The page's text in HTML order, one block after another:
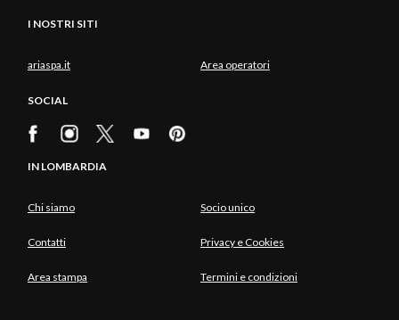
I NOSTRI SITI
ariaspa.it Area operatori
SOCIAL
IN LOMBARDIA
Chi siamo Socio unico
Contatti Privacy e Cookies
Area stampa Termini e condizioni